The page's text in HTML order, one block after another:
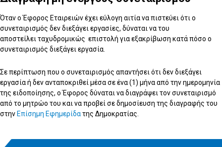
Όταν ο Έφορος Εταιρειών έχει εύλογη αιτία να πιστεύει ότι ο
συνεταιρισμός δεν διεξάγει εργασίες, δύναται να του
αποστείλει ταχυδρομικώς επιστολή για εξακρίβωση κατά πόσο ο
συνεταιρισμός διεξάγει εργασία.
Σε περίπτωση που ο συνεταιρισμός απαντήσει ότι δεν διεξάγει
εργασία ή δεν ανταποκριθεί μέσα σε ένα (1) μήνα από την ημερομηνία
της ειδοποίησης, ο Έφορος δύναται να διαγράψει τον συνεταιρισμό
από το μητρώο του και να προβεί σε δημοσίευση της διαγραφής του
στην Επίσημη Εφημερίδατης Δημοκρατίας.